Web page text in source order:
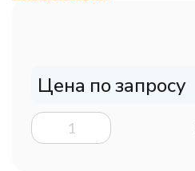
Цена по запросу